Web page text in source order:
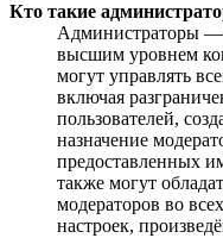
Кто такие
Администраторы —
высшим уровнем
могут управлять
включая
пользователей,
назначение
предоставленных
также могут
модераторов во
настроек,